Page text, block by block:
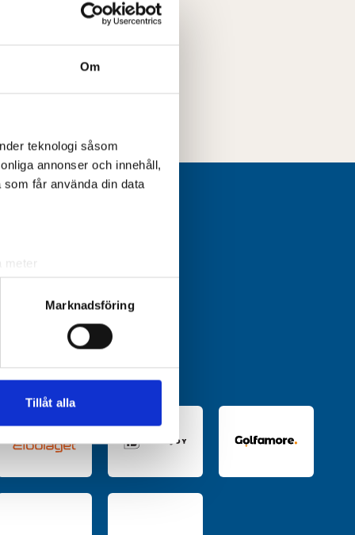
Om
teknologi såsom
annonser och innehåll,
får använda din data
meter
. Du kan ändra
information från din enhet
kombinera informationen
Marknadsföring
Tillåt alla